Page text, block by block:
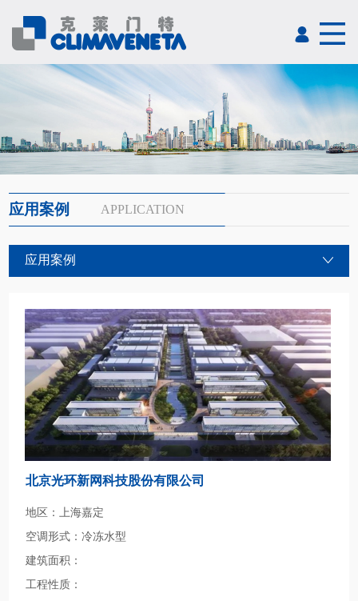
应用案例 APPLICATION
应用案例
北京光环新网科技股份有限公司
地区：上海嘉定
空调形式：冷冻水型
建筑面积：
工程性质：